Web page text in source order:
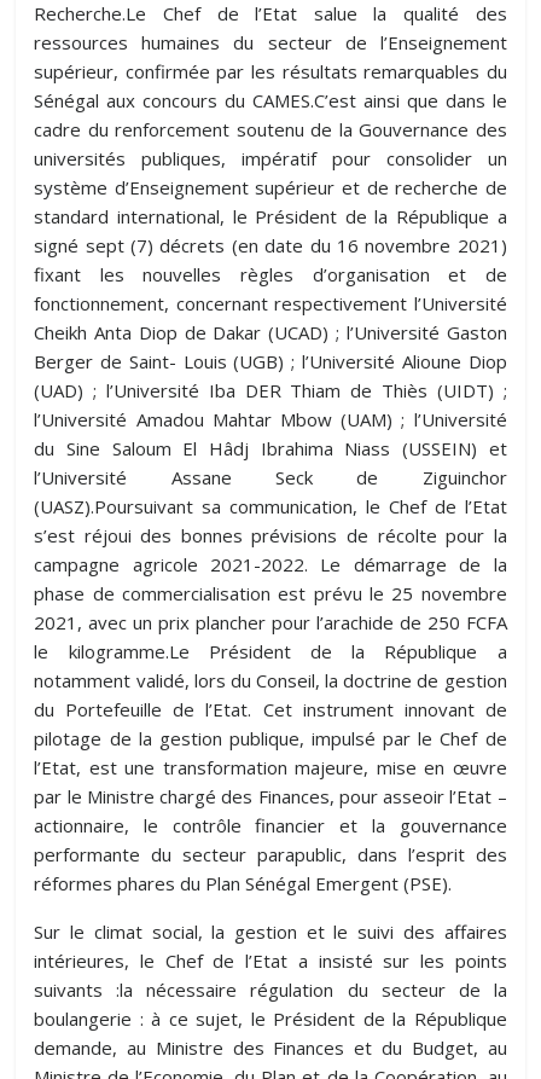
Recherche.Le Chef de l’Etat salue la qualité des
ressources humaines du secteur de l’Enseignement
supérieur, confirmée par les résultats remarquables du
Sénégal aux concours du CAMES.C’est ainsi que dans le
cadre du renforcement soutenu de la Gouvernance des
universités publiques, impératif pour consolider un
système d’Enseignement supérieur et de recherche de
standard international, le Président de la République a
signé sept (7) décrets (en date du 16 novembre 2021)
fixant les nouvelles règles d’organisation et de
fonctionnement, concernant respectivement l’Université
Cheikh Anta Diop de Dakar (UCAD) ; l’Université Gaston
Berger de Saint- Louis (UGB) ; l’Université Alioune Diop
(UAD) ; l’Université Iba DER Thiam de Thiès (UIDT) ;
l’Université Amadou Mahtar Mbow (UAM) ; l’Université
du Sine Saloum El Hâdj Ibrahima Niass (USSEIN) et
l’Université Assane Seck de Ziguinchor
(UASZ).Poursuivant sa communication, le Chef de l’Etat
s’est réjoui des bonnes prévisions de récolte pour la
campagne agricole 2021-2022. Le démarrage de la
phase de commercialisation est prévu le 25 novembre
2021, avec un prix plancher pour l’arachide de 250 FCFA
le kilogramme.Le Président de la République a
notamment validé, lors du Conseil, la doctrine de gestion
du Portefeuille de l’Etat. Cet instrument innovant de
pilotage de la gestion publique, impulsé par le Chef de
l’Etat, est une transformation majeure, mise en œuvre
par le Ministre chargé des Finances, pour asseoir l’Etat –
actionnaire, le contrôle financier et la gouvernance
performante du secteur parapublic, dans l’esprit des
réformes phares du Plan Sénégal Emergent (PSE).
Sur le climat social, la gestion et le suivi des affaires
intérieures, le Chef de l’Etat a insisté sur les points
suivants :la nécessaire régulation du secteur de la
boulangerie : à ce sujet, le Président de la République
demande, au Ministre des Finances et du Budget, au